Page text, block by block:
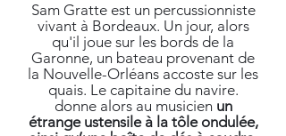
Sam Gratte est un percussionniste
vivant à Bordeaux. Un jour, alors
qu'il joue sur les bords de la
Garonne, un bateau provenant de
la Nouvelle-Orléans accoste sur les
quais. Le capitaine du navire.
donne alors au musicien un
étrange ustensile à la tôle ondulée,